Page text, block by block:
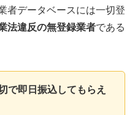
者データベースには一切登
法違反の無登録業者である
で即日振込してもらえ